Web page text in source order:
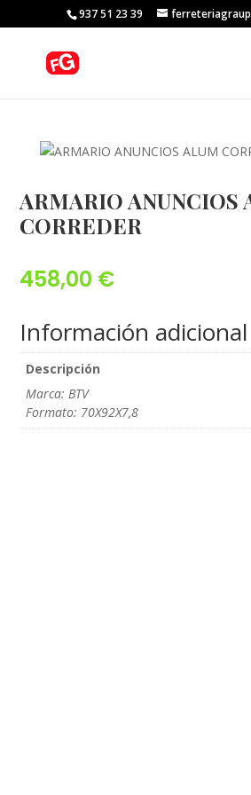
937 51 23 39
ARMARIO ANUNCIOS
CORREDER
458,00 €
Información adicional
Descripción
Marca: BTV
Formato: 70X92X7,8